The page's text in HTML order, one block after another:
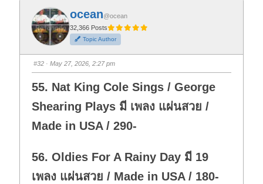
f
o
r
t
h
u
m
b
d
o
n
.
o
r
t
h
u
m
b
u
p
ocean@ocean
32,366 Posts
Topic Author
#32 · May 27, 2026, 2:27 pm
55. Nat King Cole Sings / George
Shearing Plays มี เพลง แผ่นสวย /
Made in USA / 290-
56. Oldies For A Rainy Day มี 19
เพลง แผ่นสวย / Made in USA / 180-